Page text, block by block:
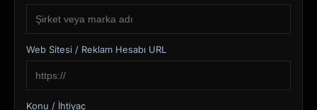
Web Sitesi / Reklam Hesabı URL
Konu / İhtiyaç